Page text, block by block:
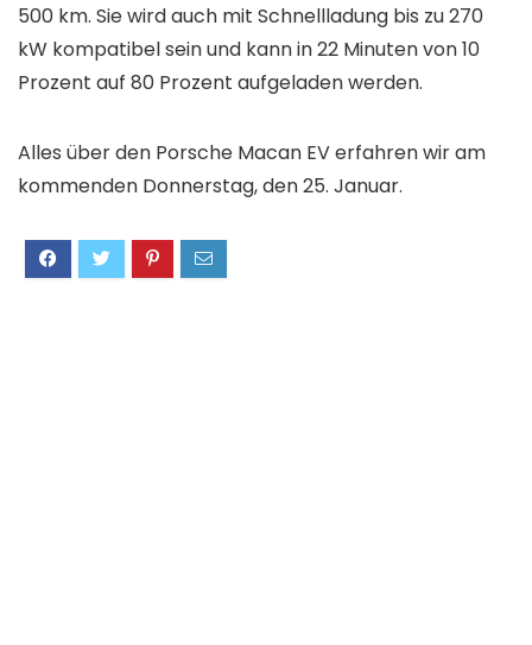
500 km. Sie wird auch mit Schnellladung bis zu 270
kW kompatibel sein und kann in 22 Minuten von 10
Prozent auf 80 Prozent aufgeladen werden.
Alles über den Porsche Macan EV erfahren wir am
kommenden Donnerstag, den 25. Januar.